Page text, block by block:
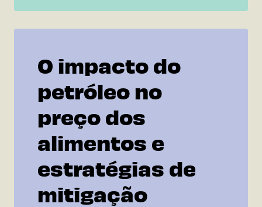
O impacto do
petróleo no
preço dos
alimentos e
estratégias de
mitigação